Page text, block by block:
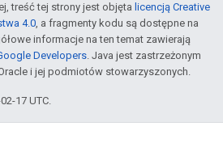
treść tej strony jest objęta licencją Creative
4.0, a fragmenty kodu są dostępne na
informacje na ten temat zawierają
Developers. Java jest zastrzeżonym
i jej podmiotów stowarzyszonych.
17 UTC.